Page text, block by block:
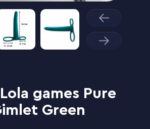
games Pure
Green